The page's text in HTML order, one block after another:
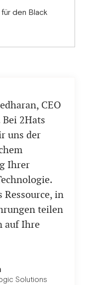
den Black
CEO
2Hats
uns der
Ihrer
Ressource, in
teilen
auf Ihre
Solutions